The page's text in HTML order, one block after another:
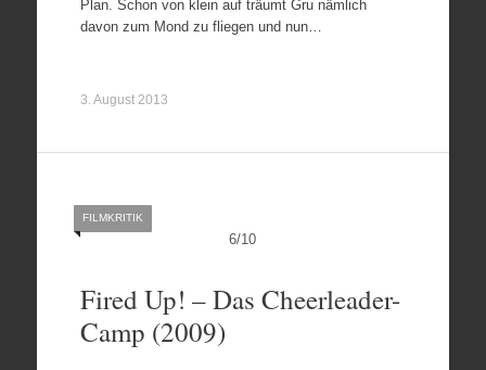
Plan. Schon von klein auf träumt Gru nämlich
davon zum Mond zu fliegen und nun…
3. August 2013
6/10
FILMKRITIK
Fired Up! – Das Cheerleader-
Camp (2009)